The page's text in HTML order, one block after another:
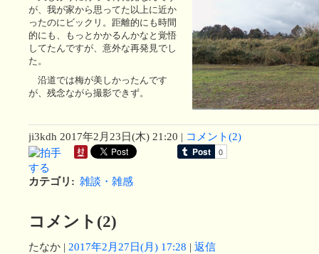
が、我が家から思ってた以上に近か
ったのにビックリ。距離的にも時間
的にも、もっとかかるんかなと覚悟
してたんですが、意外な再発見でし
た。
沿道では梅が美しかったんです
が、残念ながら撮影できず。
ji3kdh 2017年2月23日(木) 21:20 | コメント(2)
カテゴリ : 雑談・雑感
コメント(2)
たなか | 2017年2月27日(月) 17:28 | 返信